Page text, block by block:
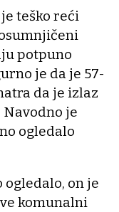
teško reći
potpuno
je da je 57-
da je izlaz
je
ogledalo
ogledalo, on je
komunalni